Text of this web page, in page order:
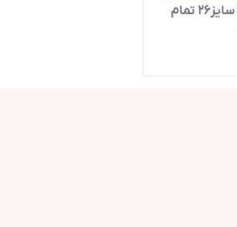
دوچرخه GITANE G300 سایز26 تمام